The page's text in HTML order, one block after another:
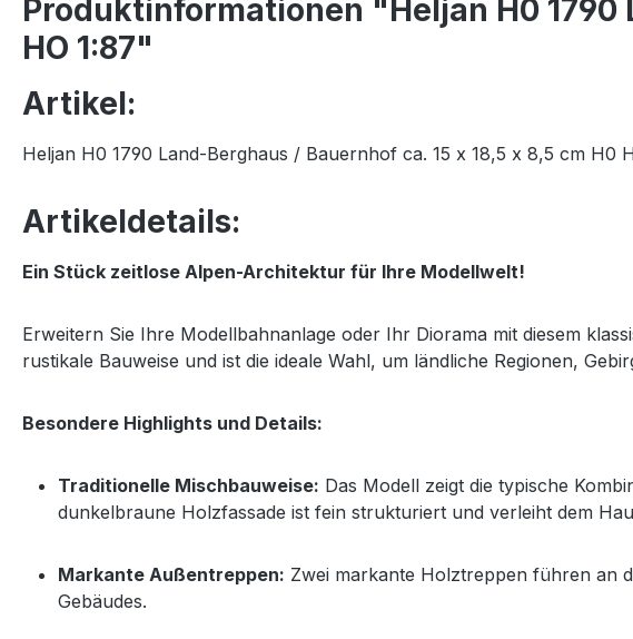
Produktinformationen "Heljan H0 1790
HO 1:87"
Artikel:
Heljan H0 1790 Land-Berghaus / Bauernhof ca. 15 x 18,5 x 8,5 cm H0
Artikeldetails:
Ein Stück zeitlose Alpen-Architektur für Ihre Modellwelt!
Erweitern Sie Ihre Modellbahnanlage oder Ihr Diorama mit diesem
rustikale Bauweise und ist die ideale Wahl, um ländliche Regionen,
Besondere Highlights und Details:
Traditionelle Mischbauweise: Das Modell zeigt die typische
dunkelbraune Holzfassade ist fein strukturiert und verleiht dem
Markante Außentreppen: Zwei markante Holztreppen führen an
Gebäudes.